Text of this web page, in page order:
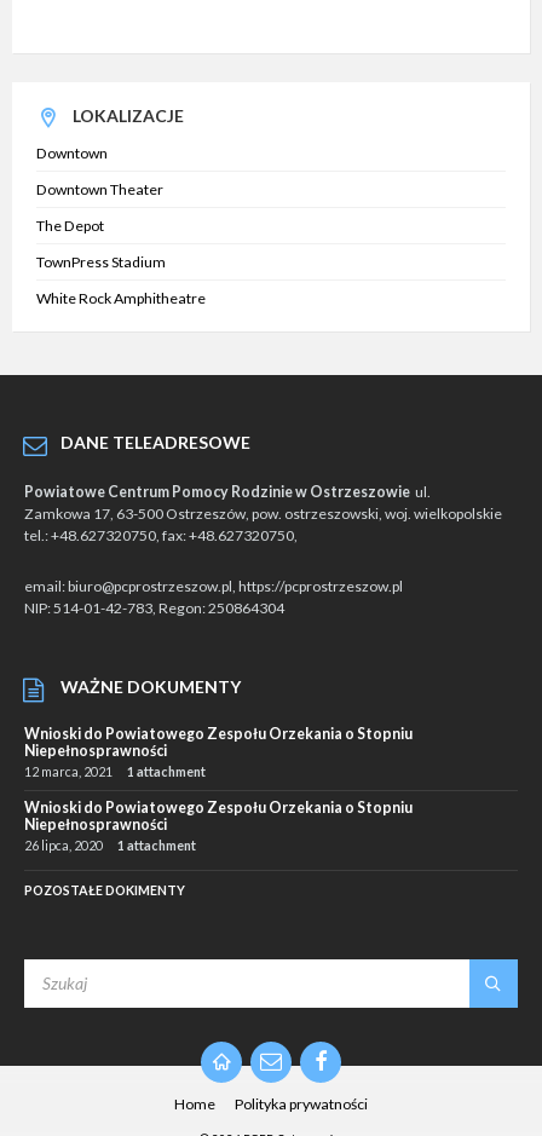
LOKALIZACJE
Downtown
Downtown Theater
The Depot
TownPress Stadium
White Rock Amphitheatre
DANE TELEADRESOWE
Powiatowe Centrum Pomocy Rodzinie w Ostrzeszowie ul.
Zamkowa 17, 63-500 Ostrzeszów, pow. ostrzeszowski, woj. wielkopolskie
tel.: +48.627320750, fax: +48.627320750,
email: biuro@pcprostrzeszow.pl, https://pcprostrzeszow.pl
NIP: 514-01-42-783, Regon: 250864304
WAŻNE DOKUMENTY
Wnioski do Powiatowego Zespołu Orzekania o Stopniu
Niepełnosprawności
12 marca, 2021 1 attachment
Wnioski do Powiatowego Zespołu Orzekania o Stopniu
Niepełnosprawności
26 lipca, 2020 1 attachment
POZOSTAŁE DOKIMENTY
EmailFacebook
Home Polityka prywatności